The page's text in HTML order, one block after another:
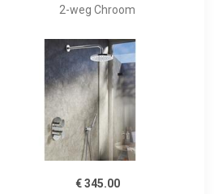
2-weg Chroom
€ 345.00